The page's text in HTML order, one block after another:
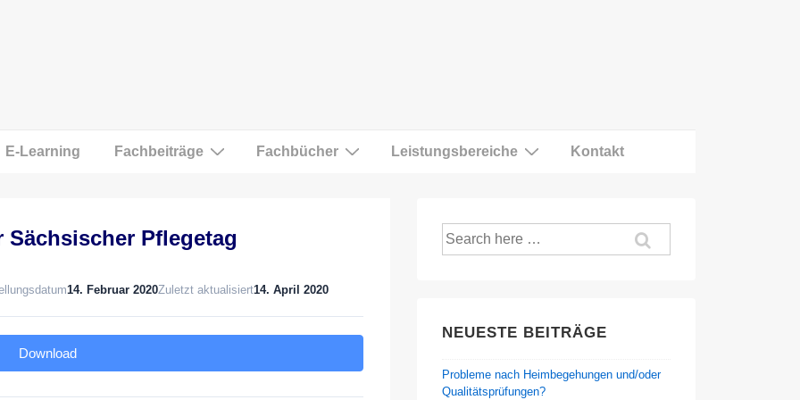
E-Learning Fachbeiträge Fachbücher Leistungsbereiche Kontakt
Pflegetag
14. Februar 2020Zuletzt aktualisiert14. April 2020
Download
Suche
nach:
NEUESTE BEITRÄGE
Probleme nach Heimbegehungen und/oder
Qualitätsprüfungen?